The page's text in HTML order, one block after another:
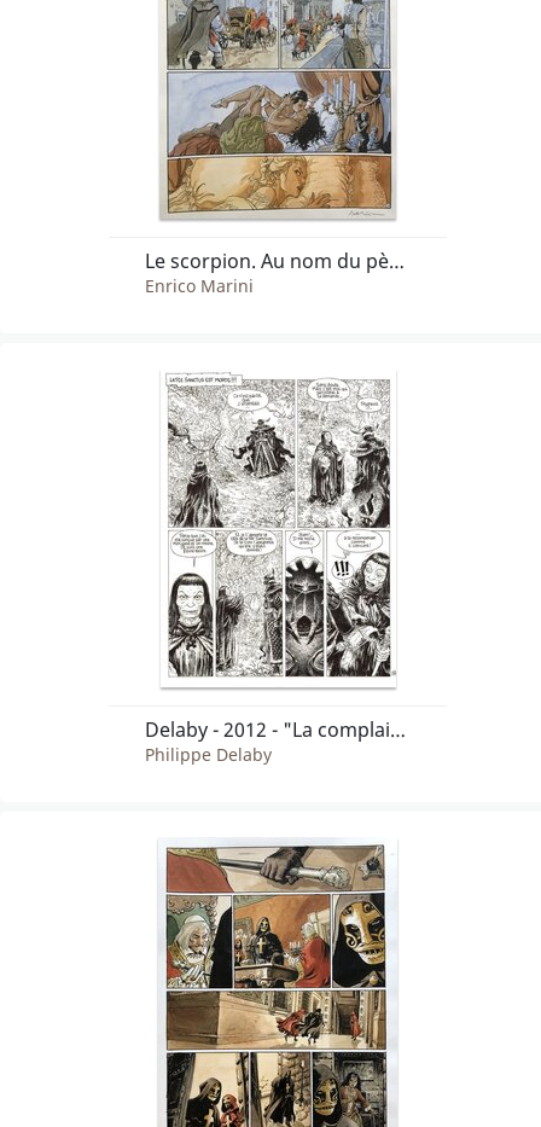
Le scorpion. Au nom du père T.7 P36
Enrico Marini
Delaby - 2012 - "La complainte des landes perdues - La fée Sanctus" planche 50
Philippe Delaby